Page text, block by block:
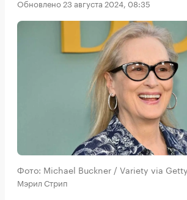
Обновлено 23 августа 2024, 08:35
Фото: Michael Buckner / Variety via
Мэрил Стрип